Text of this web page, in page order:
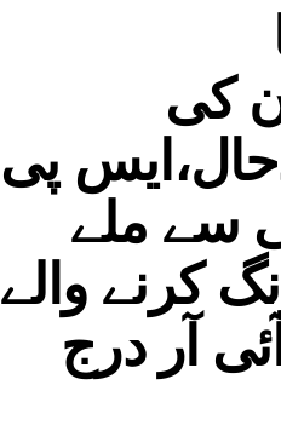
کی
پی
سے ملے
47 سے فائرنگ کرنے والے
آر درج